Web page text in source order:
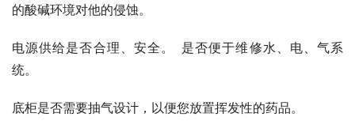
的酸碱环境对他的侵蚀。
电源供给是否合理、安全。 是否便于维修水、电、气系
统。
底柜是否需要抽气设计，以便您放置挥发性的药品。